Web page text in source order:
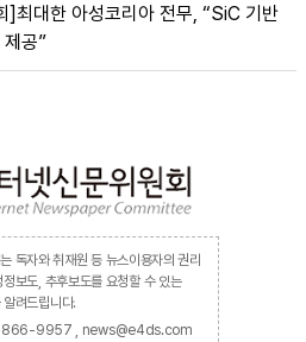
최대한 아성코리아 전무, “SiC 기반
공”
독자와 취재원 등 뉴스이용자의 권리
보도, 추후보도를 요청할 수 있는
려드립니다.
866-9957 , news@e4ds.com